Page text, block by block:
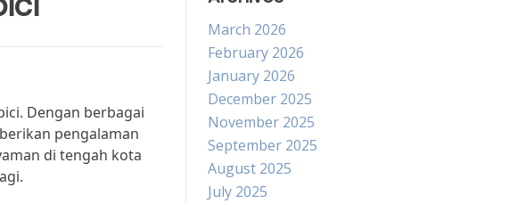
Dengan berbagai
pengalaman
di tengah kota
March 2026
February 2026
January 2026
December 2025
November 2025
September 2025
August 2025
July 2025